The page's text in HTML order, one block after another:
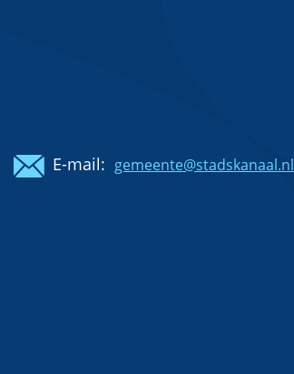
E-mail: gemeente@stadskanaal.nl